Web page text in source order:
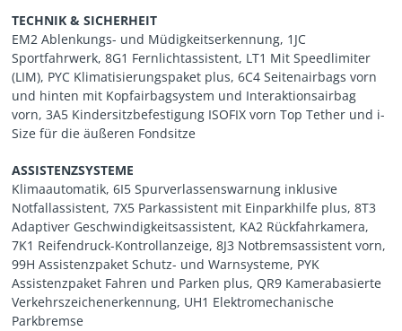
TECHNIK & SICHERHEIT
EM2 Ablenkungs- und Müdigkeitserkennung, 1JC
Sportfahrwerk, 8G1 Fernlichtassistent, LT1 Mit Speedlimiter
(LIM), PYC Klimatisierungspaket plus, 6C4 Seitenairbags vorn
und hinten mit Kopfairbagsystem und Interaktionsairbag
vorn, 3A5 Kindersitzbefestigung ISOFIX vorn Top Tether und i-
Size für die äußeren Fondsitze
ASSISTENZSYSTEME
Klimaautomatik, 6I5 Spurverlassenswarnung inklusive
Notfallassistent, 7X5 Parkassistent mit Einparkhilfe plus, 8T3
Adaptiver Geschwindigkeitsassistent, KA2 Rückfahrkamera,
7K1 Reifendruck-Kontrollanzeige, 8J3 Notbremsassistent vorn,
99H Assistenzpaket Schutz- und Warnsysteme, PYK
Assistenzpaket Fahren und Parken plus, QR9 Kamerabasierte
Verkehrszeichenerkennung, UH1 Elektromechanische
Parkbremse